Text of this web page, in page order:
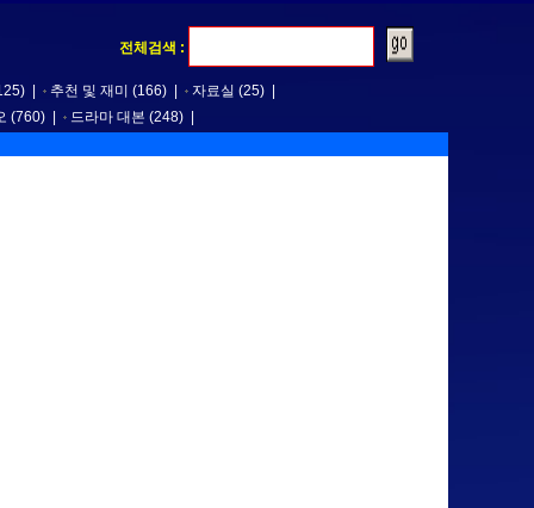
전체검색 :
추천 및 재미 (166) 자료실 (25)
(760) 드라마 대본 (248)